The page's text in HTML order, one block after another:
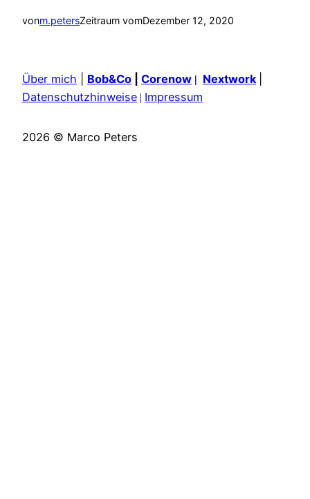
vonm.petersZeitraum vomDezember 12, 2020
Über mich Bob&Co Corenow | Nextwork
Datenschutzhinweise | Impressum
2026 © Marco Peters